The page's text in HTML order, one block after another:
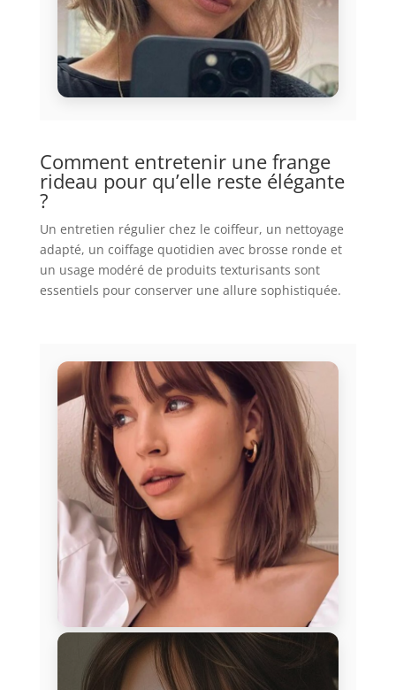
Comment entretenir une frange
rideau pour qu’elle reste élégante
?
Un entretien régulier chez le coiffeur, un nettoyage
adapté, un coiffage quotidien avec brosse ronde et
un usage modéré de produits texturisants sont
essentiels pour conserver une allure sophistiquée.